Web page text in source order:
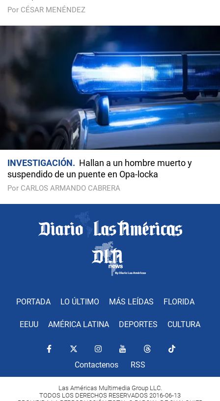
Por CÉSAR MENÉNDEZ
INVESTIGACIÓN
Hallan a un hombre muerto y
suspendido de un puente en Opa-locka
Por CARLOS ARMANDO CABRERA
PORTADA LO ÚLTIMO MÁS LEÍDAS FLORIDA
EEUU AMÉRICA LATINA DEPORTES CULTURA
Contactenos RSS
Las Américas Multimedia Group LLC.
TODOS LOS DERECHOS RESERVADOS 2016-06-13